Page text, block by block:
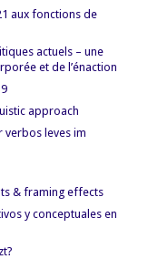
aux fonctions de
actuels – une
et de l’énaction
approach
verbos leves im
& framing effects
y conceptuales en